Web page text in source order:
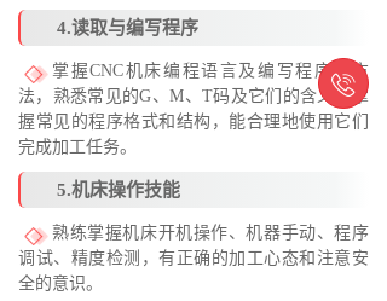
4.读取与编写程序
掌握CNC机床编程语言及编写程序的方
法，熟悉常见的G、M、T码及它们的含义，掌
握常见的程序格式和结构，能合理地使用它们
完成加工任务。
5.机床操作技能
熟练掌握机床开机操作、机器手动、程序
调试、精度检测，有正确的加工心态和注意安
全的意识。
